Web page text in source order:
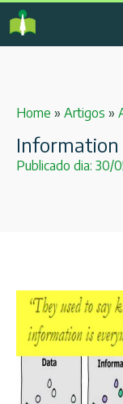
Home » Artigos »
Information
Publicado dia: 30/